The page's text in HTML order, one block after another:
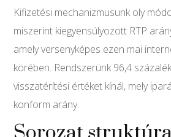
Kifizetési mechanizmusunk oly
miszerint kiegyensúlyozott RTP
amely versenyképes ezen mai
körében. Rendszerünk 96,4
visszatérítési értéket kínál, mely
konform arány.